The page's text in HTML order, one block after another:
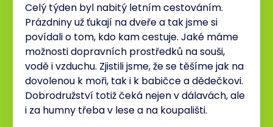
Celý týden byl nabitý letním cestováním.
Prázdniny už ťukají na dveře a tak jsme si
povídali o tom, kdo kam cestuje. Jaké máme
možnosti dopravních prostředků na souši,
vodě i vzduchu. Zjistili jsme, že se těšíme jak na
dovolenou k moři, tak i k babičce a dědečkovi.
Dobrodružství totiž čeká nejen v dálavách, ale
i za humny třeba v lese a na koupališti.